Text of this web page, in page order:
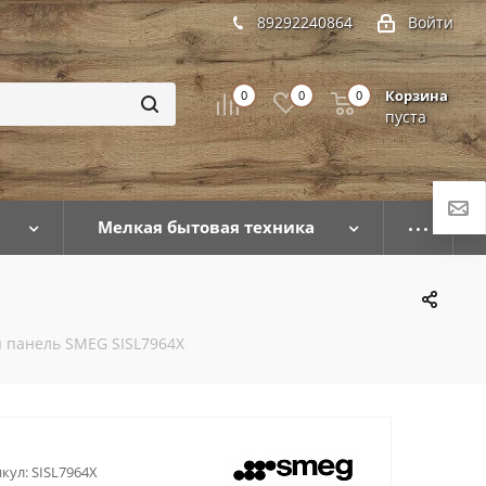
Войти
89292240864
0 0 Корзина
пуста
0
Мелкая бытовая техника
SMEG SISL7964X
SISL7964X